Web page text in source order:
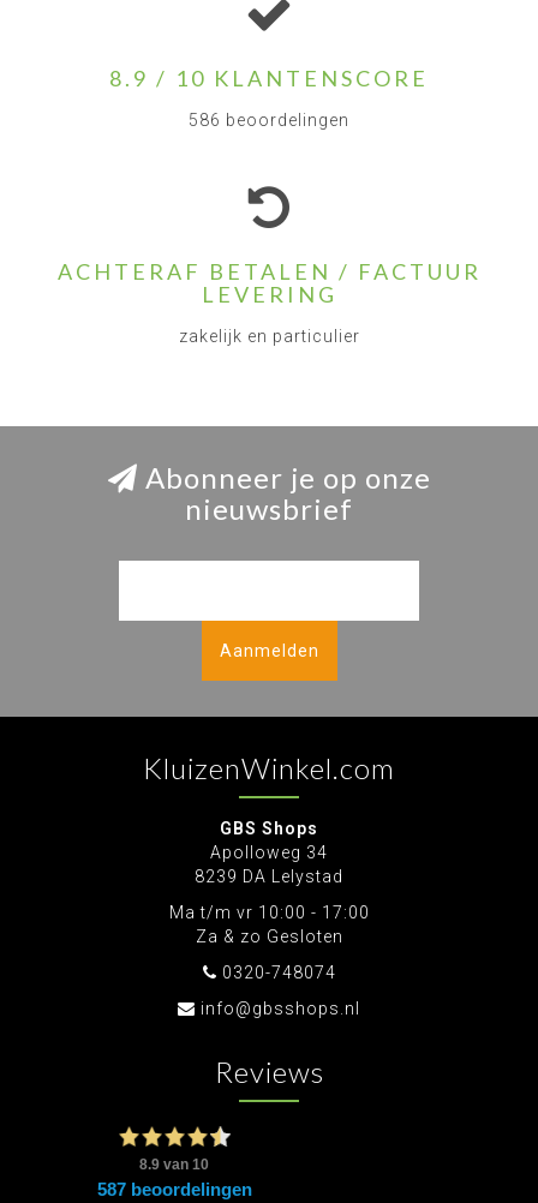
8.9 / 10 KLANTENSCORE
586 beoordelingen
ACHTERAF BETALEN / FACTUUR
LEVERING
zakelijk en particulier
Abonneer je op onze
nieuwsbrief
Aanmelden
KluizenWinkel.com
GBS Shops
Apolloweg 34
8239 DA Lelystad
Ma t/m vr 10:00 - 17:00
Za & zo Gesloten
0320-748074
info@gbsshops.nl
Reviews